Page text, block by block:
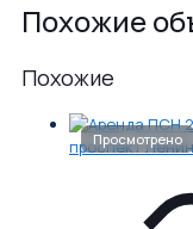
Похожие
Похожие